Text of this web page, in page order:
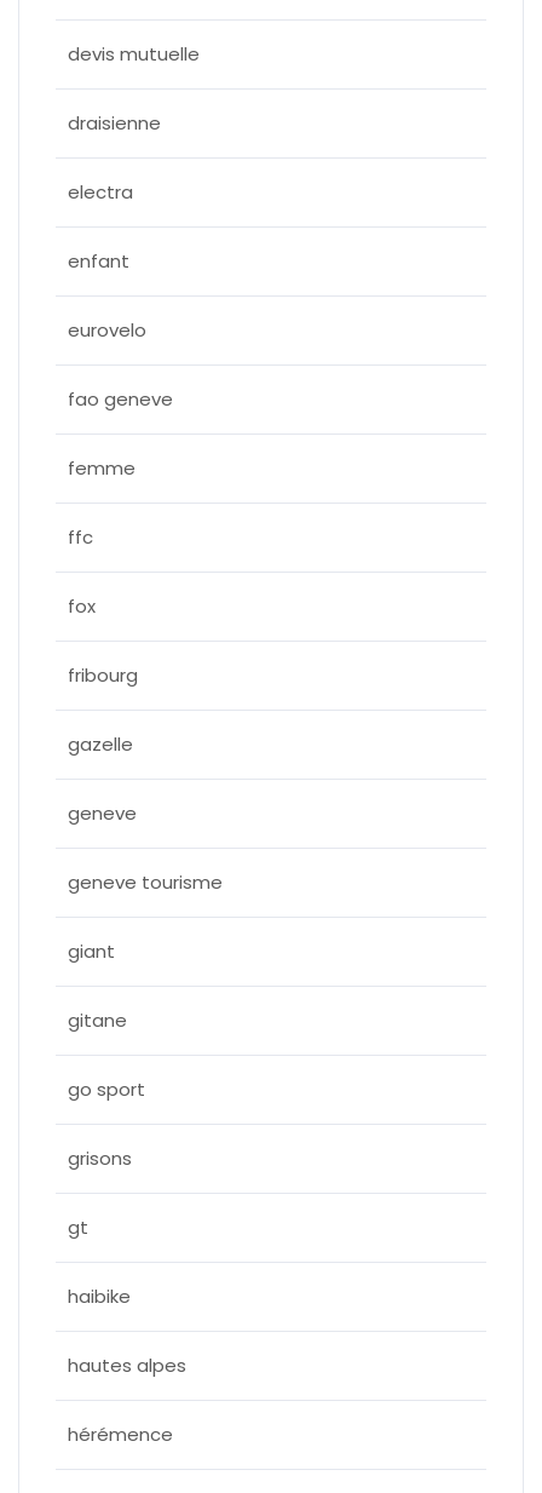
devis mutuelle
draisienne
electra
enfant
eurovelo
fao geneve
femme
ffc
fox
fribourg
gazelle
geneve
geneve tourisme
giant
gitane
go sport
grisons
gt
haibike
hautes alpes
hérémence